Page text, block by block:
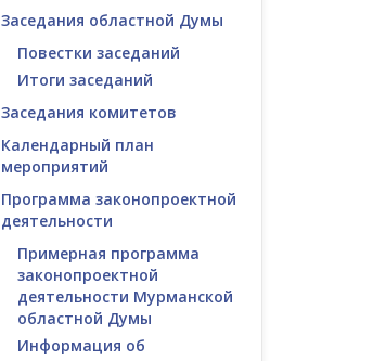
Заседания областной Думы
Повестки заседаний
Итоги заседаний
Заседания комитетов
Календарный план
мероприятий
Программа законопроектной
деятельности
Примерная программа
законопроектной
деятельности Мурманской
областной Думы
Информация об